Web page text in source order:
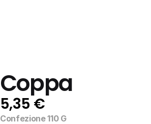
Coppa
5,35 €
Confezione 110 G